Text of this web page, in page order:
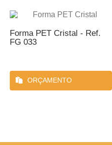
Forma PET Cristal - Ref.
FG 033
ORÇAMENTO